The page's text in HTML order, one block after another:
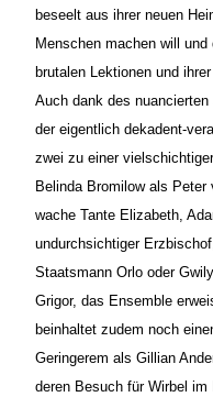
beseelt aus ihrer neuen
Menschen machen will
brutalen Lektionen und
Auch dank des
der eigentlich dekadent-
zwei zu einer
Belinda Bromilow als
wache Tante Elizabeth,
undurchsichtiger
Staatsmann Orlo oder
Grigor, das Ensemble
beinhaltet zudem noch
Geringerem als Gillian
deren Besuch für Wirbel im